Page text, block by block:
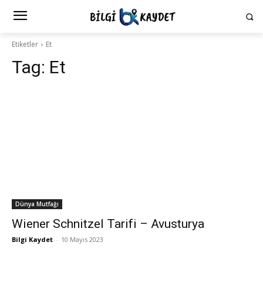
Etiketler Et
Tag: Et
Dünya Mutfağı
Wiener Schnitzel Tarifi – Avusturya
Bilgi Kaydet - 10 Mayıs 2023